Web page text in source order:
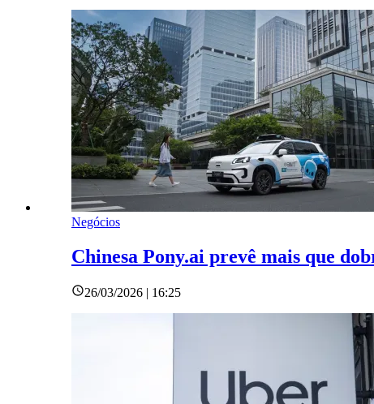
Negócios
Chinesa Pony.ai prevê mais que
26/03/2026 | 16:25